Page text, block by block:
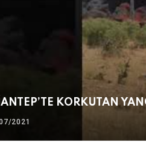
KORKUTAN
2021